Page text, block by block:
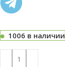
1006 в наличии